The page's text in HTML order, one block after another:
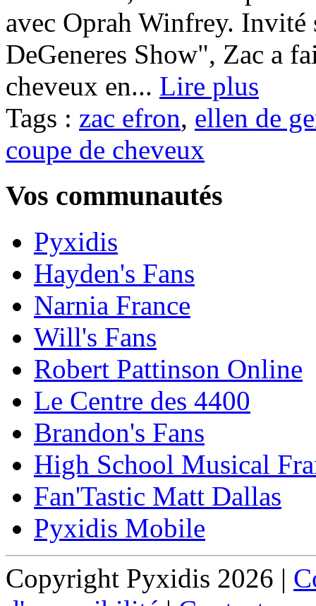
avec Oprah Winfrey.
DeGeneres Show", Zac a
cheveux en... Lire plus
Tags : zac efron, ellen de
coupe de cheveux
Vos communautés
Pyxidis
Hayden's Fans
Narnia France
Will's Fans
Robert Pattinson Online
Le Centre des 4400
Brandon's Fans
High School Musical
Fan'Tastic Matt Dallas
Pyxidis Mobile
Copyright Pyxidis 2026 |